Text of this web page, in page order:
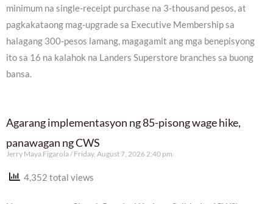
minimum na single-receipt purchase na 3-thousand pesos, at
pagkakataong mag-upgrade sa Executive Membership sa
halagang 300-pesos lamang, magagamit ang mga benepisyong
ito sa 16 na kalahok na Landers Superstore branches sa buong
bansa.
Agarang implementasyon ng 85-pisong wage hike,
panawagan ng CWS
Jerry Maya Figarola Friday, August 7, 2026 2:40 pm
4,352 total views